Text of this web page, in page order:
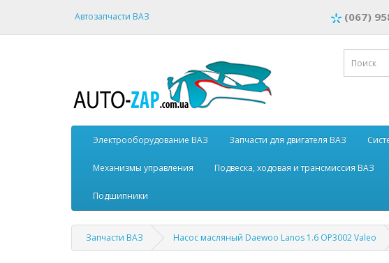
Автозапчасти ВАЗ (067)
Электрооборудование ВАЗ Запчасти для двигателя ВАЗ
Механизмы управления Подвеска, ходовая и трансмиссия ВАЗ
Подшипники
Запчасти ВАЗ Насос масляный Daewoo Lanos 1.6 OP3002 Valeo